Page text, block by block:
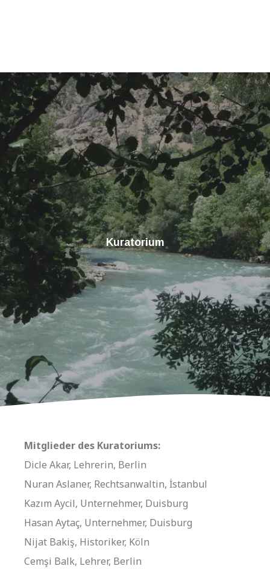
Kuratorium
Mitglieder des Kuratoriums:
Dicle Akar, Lehrerin, Berlin
Nuran Aslaner, Rechtsanwaltin, İstanbul
Kazım Aycil, Unternehmer, Duisburg
Hasan Aytaç, Unternehmer, Duisburg
Nijat Bakiş, Historiker, Köln
Cemşi Balk, Lehrer, Berlin